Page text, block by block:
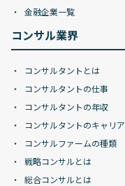
金融企業一覧
コンサル業界
コンサルタントとは
コンサルタントの仕事
コンサルタントの年収
コンサルタントのキャリア
コンサルファームの種類
戦略コンサルとは
総合コンサルとは